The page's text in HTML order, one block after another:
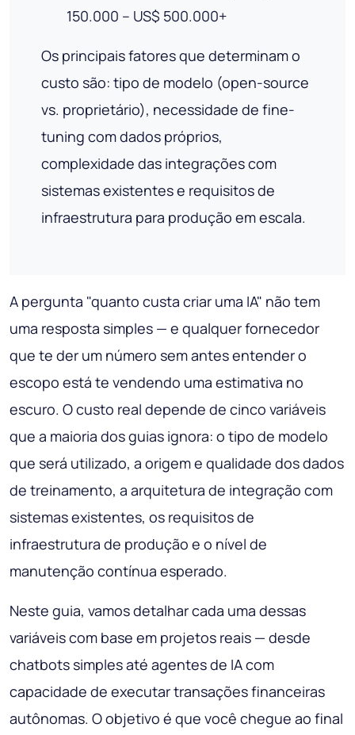
150.000 – US$ 500.000+
Os principais fatores que determinam o
custo são: tipo de modelo (open-source
vs. proprietário), necessidade de fine-
tuning com dados próprios,
complexidade das integrações com
sistemas existentes e requisitos de
infraestrutura para produção em escala.
A pergunta "quanto custa criar uma IA" não tem
uma resposta simples — e qualquer fornecedor
que te der um número sem antes entender o
escopo está te vendendo uma estimativa no
escuro. O custo real depende de cinco variáveis
que a maioria dos guias ignora: o tipo de modelo
que será utilizado, a origem e qualidade dos dados
de treinamento, a arquitetura de integração com
sistemas existentes, os requisitos de
infraestrutura de produção e o nível de
manutenção contínua esperado.
Neste guia, vamos detalhar cada uma dessas
variáveis com base em projetos reais — desde
chatbots simples até agentes de IA com
capacidade de executar transações financeiras
autônomas. O objetivo é que você chegue ao final